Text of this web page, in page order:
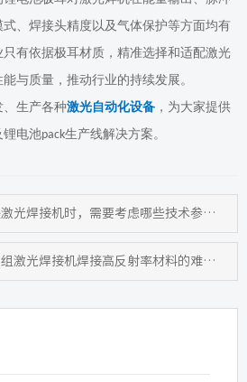
、焊接头精度以及气体保护等方面均有
有依据极耳材质，精准选择和适配激光
与质量，推动行业的持续发展。
生产各种激光自动化设备 ，为大家提供
锂电池pack生产线解决方案。
上一篇 : 选择锂电池串联激光焊接机时，需要考虑哪些技术参数？
下一篇 : 如何解决电池模组激光焊接机焊接高反射率材料的难题？